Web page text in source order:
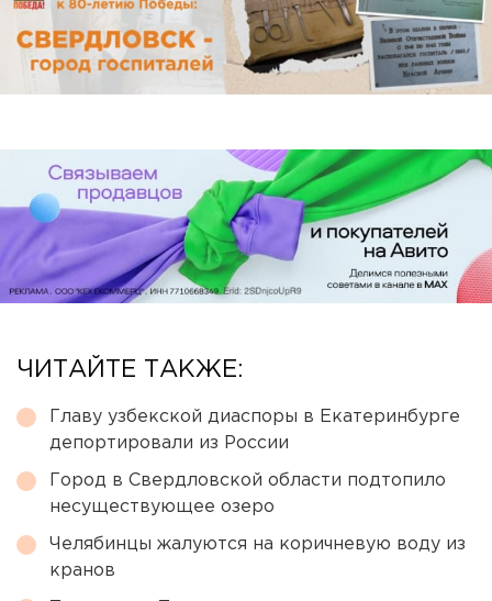
ЧИТАЙТЕ ТАКЖЕ:
Главу узбекской диаспоры в Екатеринбурге
депортировали из России
Город в Свердловской области подтопило
несуществующее озеро
Челябинцы жалуются на коричневую воду из
кранов